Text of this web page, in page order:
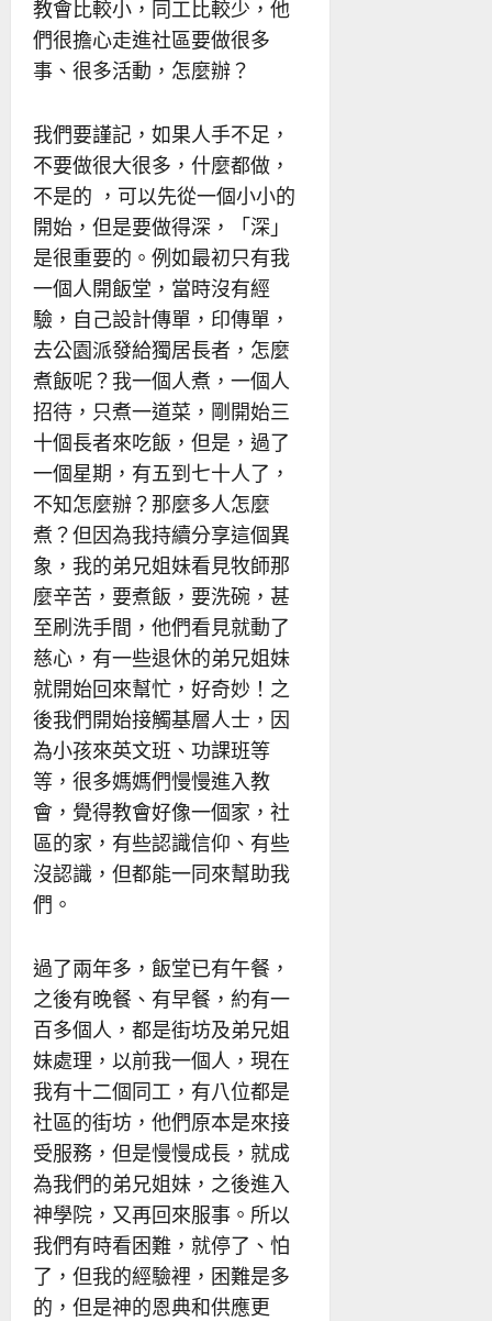
教會比較小，同工比較少，他
們很擔心走進社區要做很多
事、很多活動，怎麼辦？
我們要謹記，如果人手不足，
不要做很大很多，什麼都做，
不是的 ，可以先從一個小小的
開始，但是要做得深，「深」
是很重要的。例如最初只有我
一個人開飯堂，當時沒有經
驗，自己設計傳單，印傳單，
去公園派發給獨居長者，怎麼
煮飯呢？我一個人煮，一個人
招待，只煮一道菜，剛開始三
十個長者來吃飯，但是，過了
一個星期，有五到七十人了，
不知怎麼辦？那麼多人怎麼
煮？但因為我持續分享這個異
象，我的弟兄姐妹看見牧師那
麼辛苦，要煮飯，要洗碗，甚
至刷洗手間，他們看見就動了
慈心，有一些退休的弟兄姐妹
就開始回來幫忙，好奇妙！之
後我們開始接觸基層人士，因
為小孩來英文班、功課班等
等，很多媽媽們慢慢進入教
會，覺得教會好像一個家，社
區的家，有些認識信仰、有些
沒認識，但都能一同來幫助我
們。
過了兩年多，飯堂已有午餐，
之後有晚餐、有早餐，約有一
百多個人，都是街坊及弟兄姐
妹處理，以前我一個人，現在
我有十二個同工，有八位都是
社區的街坊，他們原本是來接
受服務，但是慢慢成長，就成
為我們的弟兄姐妹，之後進入
神學院，又再回來服事。所以
我們有時看困難，就停了、怕
了，但我的經驗裡，困難是多
的，但是神的恩典和供應更